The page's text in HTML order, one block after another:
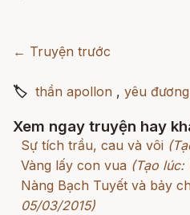
← Truyện trước
🏷 thần apollon , yêu
Xem ngay truyện hay
Sự tích trầu, cau và vôi
Vàng lấy con vua (Tạo lúc:
Nàng Bạch Tuyết và bảy
05/03/2015)